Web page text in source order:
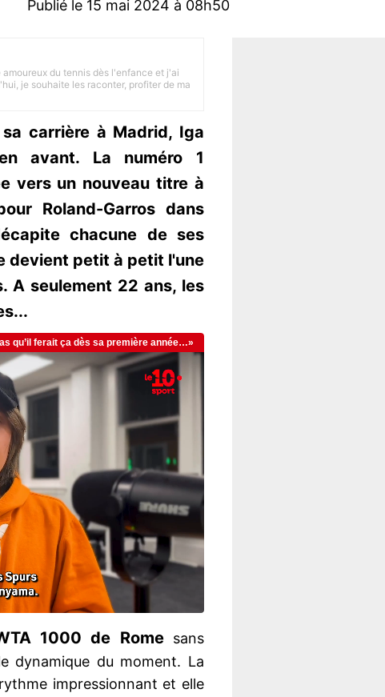
Publié le 15 mai 2024 à 08h50
du tennis dès l'enfance et j'ai
je souhaite les raconter, profiter de ma
carrière à Madrid, Iga
avant. La numéro 1
vers un nouveau titre à
Roland-Garros dans
chacune de ses
devient petit à petit l'une
A seulement 22 ans, les
1000 de Romesans
dynamique du moment. La
impressionnant et elle